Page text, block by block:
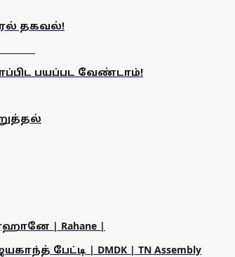
தகவல்!
பயப்பட வேண்டாம்!
| Rahane |
பேட்டி | DMDK | TN Assembly